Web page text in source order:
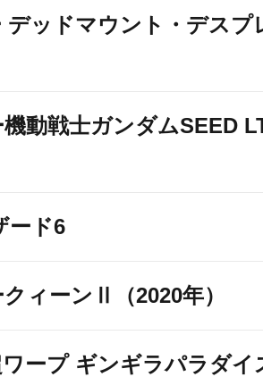
デッドマウント・デスプ
動戦士ガンダムSEED
ード6
ィーンⅡ（2020年）
ープ ギンギラパラダイ